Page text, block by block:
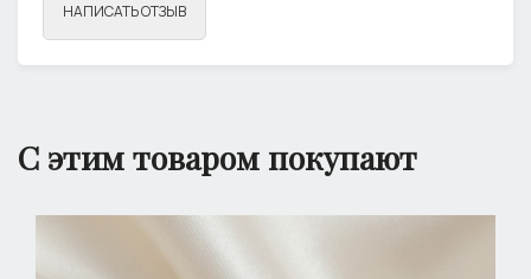
НАПИСАТЬ ОТЗЫВ
С этим товаром покупают